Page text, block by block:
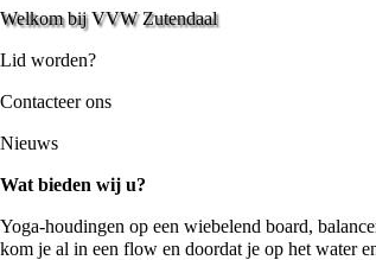
Welkom bij VVW Zutendaal
Lid worden?
Contacteer ons
Nieuws
Wat bieden wij u?
Yoga-houdingen op een wiebelend board,
kom je al in een flow en doordat je op het water